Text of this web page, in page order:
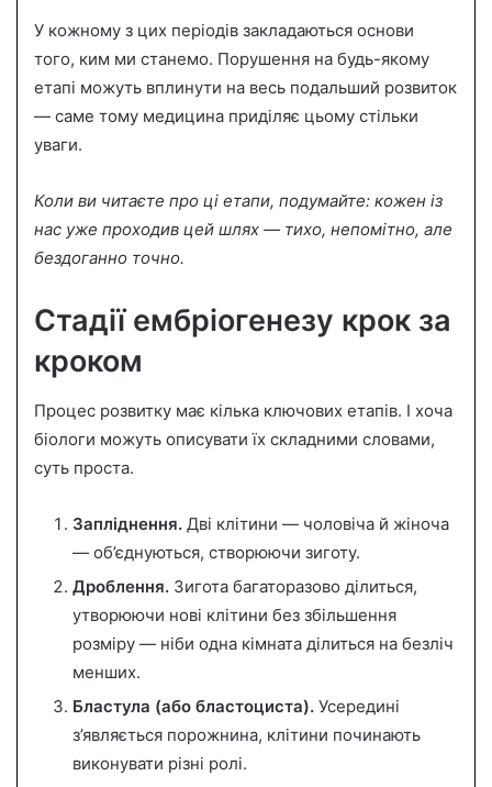
У кожному з цих періодів закладаються основи
того, ким ми станемо. Порушення на будь-якому
етапі можуть вплинути на весь подальший розвиток
— саме тому медицина приділяє цьому стільки
уваги.
Коли ви читаєте про ці етапи, подумайте: кожен із
нас уже проходив цей шлях — тихо, непомітно, але
бездоганно точно.
Стадії ембріогенезу крок за
кроком
Процес розвитку має кілька ключових етапів. І хоча
біологи можуть описувати їх складними словами,
суть проста.
Запліднення. Дві клітини — чоловіча й жіноча
— об’єднуються, створюючи зиготу.
Дроблення. Зигота багаторазово ділиться,
утворюючи нові клітини без збільшення
розміру — ніби одна кімната ділиться на безліч
менших.
Бластула (або бластоциста). Усередині
з’являється порожнина, клітини починають
виконувати різні ролі.